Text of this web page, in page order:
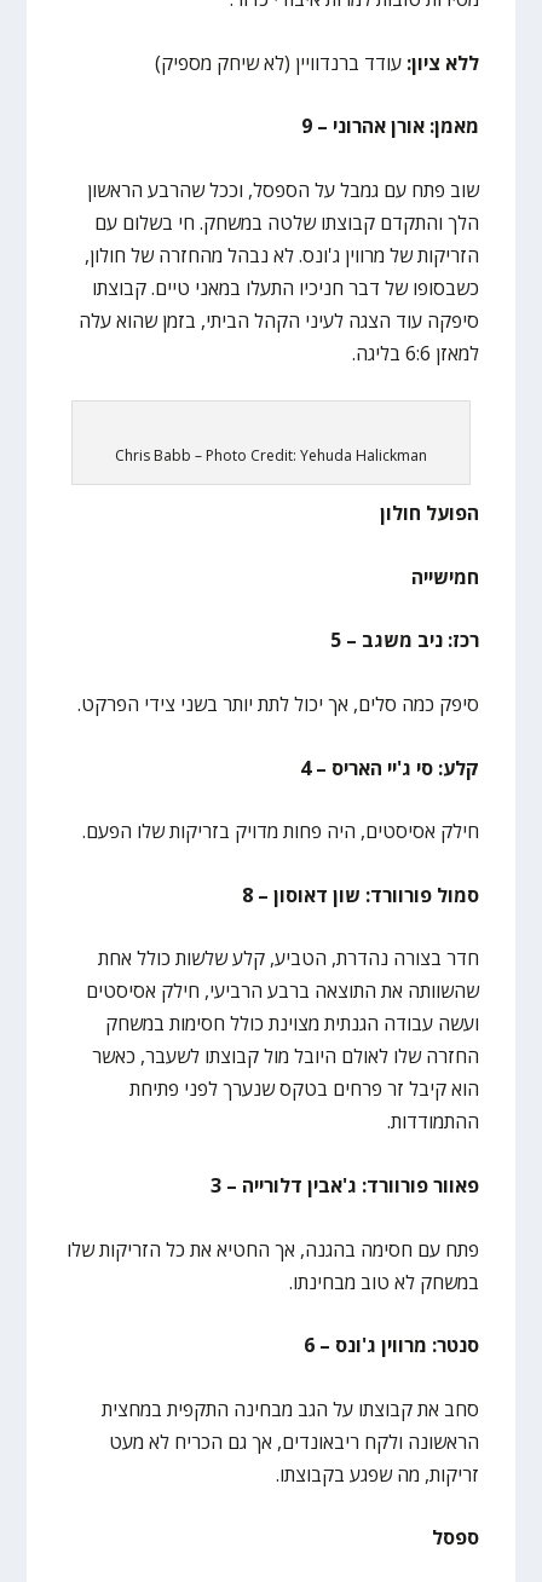
ללא ציון: עודד ברנדוויין (לא שיחק מספיק)
מאמן: אורן אהרוני – 9
שוב פתח עם גמבל על הספסל, וככל שהרבע הראשון
הלך והתקדם קבוצתו שלטה במשחק. חי בשלום עם
הזריקות של מרווין ג'ונס. לא נבהל מהחזרה של חולון,
כשבסופו של דבר חניכיו התעלו במאני טיים. קבוצתו
סיפקה עוד הצגה לעיני הקהל הביתי, בזמן שהוא עלה
למאזן 6:6 בליגה.
Chris Babb – Photo Credit: Yehuda Halickman
הפועל חולון
חמישייה
רכז: ניב משגב – 5
סיפק כמה סלים, אך יכול לתת יותר בשני צידי הפרקט.
קלע: סי ג'יי האריס – 4
חילק אסיסטים, היה פחות מדויק בזריקות שלו הפעם.
סמול פורוורד: שון דאוסון – 8
חדר בצורה נהדרת, הטביע, קלע שלשות כולל אחת
שהשוותה את התוצאה ברבע הרביעי, חילק אסיסטים
ועשה עבודה הגנתית מצוינת כולל חסימות במשחק
החזרה שלו לאולם היובל מול קבוצתו לשעבר, כאשר
הוא קיבל זר פרחים בטקס שנערך לפני פתיחת
ההתמודדות.
פאוור פורוורד: ג'אבין דלורייה – 3
פתח עם חסימה בהגנה, אך החטיא את כל הזריקות שלו
במשחק לא טוב מבחינתו.
סנטר: מרווין ג'ונס – 6
סחב את קבוצתו על הגב מבחינה התקפית במחצית
הראשונה ולקח ריבאונדים, אך גם הכריח לא מעט
זריקות, מה שפגע בקבוצתו.
ספסל